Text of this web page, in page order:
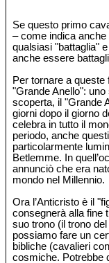
Se questo primo
– come indica
qualsiasi "battaglia"
anche essere
Per tornare a queste
"Grande Anello":
scoperta, il "Grande
giorni dopo il giorno
celebra in tutto il
periodo, anche
particolarmente
Betlemme. In
annunciò che era
mondo nel Millennio.
Ora l’Anticristo è il
consegnerà alla fine
suo trono (il trono
possiamo fare un
bibliche (cavalieri
cosmiche. Potrebbe